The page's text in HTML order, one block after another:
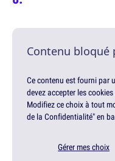
Contenu bloqué
Ce contenu est fourni par
devez accepter les
Modifiez ce choix à tout
de la Confidentialité" en
Gérer mes choix